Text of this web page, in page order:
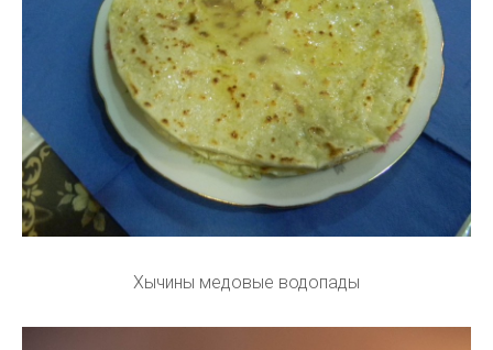
Хычины медовые водопады